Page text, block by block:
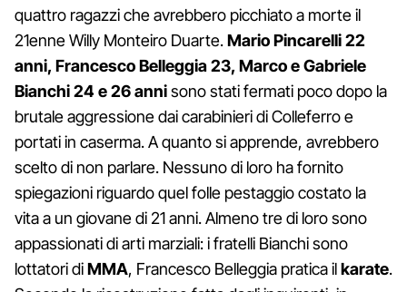
quattro ragazzi che avrebbero picchiato a morte il
21enne Willy Monteiro Duarte.Mario Pincarelli 22
anni, Francesco Belleggia 23, Marco e Gabriele
Bianchi 24 e 26 annisono stati fermati poco dopo la
brutale aggressione dai carabinieri di Colleferro e
portati in caserma. A quanto si apprende, avrebbero
scelto di non parlare. Nessuno di loro ha fornito
spiegazioni riguardo quel folle pestaggio costato la
vita a un giovane di 21 anni. Almeno tre di loro sono
appassionati di arti marziali: i fratelli Bianchi sono
lottatori diMMA, Francesco Belleggia pratica ilkarate.